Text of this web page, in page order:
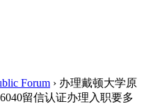
Forum › 办理戴顿大学原
留信认证办理入职要多